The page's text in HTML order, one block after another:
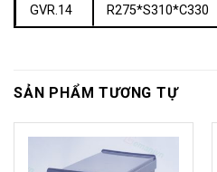
GVR.14
R275*S310*C330
SẢN PHẨM TƯƠNG TỰ